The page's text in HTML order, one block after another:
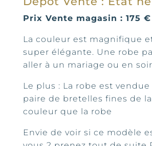
Prix Vente magasin : 175 €
La couleur est magnifique
super élégante. Une robe
aller à un mariage ou en
Le plus : La robe est vendue
paire de bretelles fines de
couleur que la robe
Envie de voir si ce modèle